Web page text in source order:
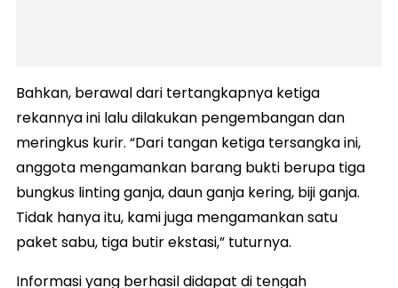
Bahkan, berawal dari tertangkapnya ketiga
rekannya ini lalu dilakukan pengembangan dan
meringkus kurir. “Dari tangan ketiga tersangka ini,
anggota mengamankan barang bukti berupa tiga
bungkus linting ganja, daun ganja kering, biji ganja.
Tidak hanya itu, kami juga mengamankan satu
paket sabu, tiga butir ekstasi,” tuturnya.
Informasi yang berhasil didapat di tengah